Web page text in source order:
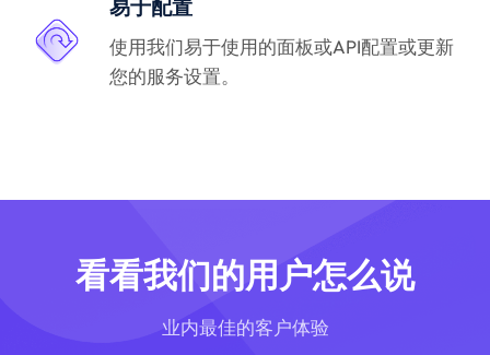
易于配置
使用我们易于使用的面板或API配置或更新
您的服务设置。
看看我们的用户怎么说
业内最佳的客户体验